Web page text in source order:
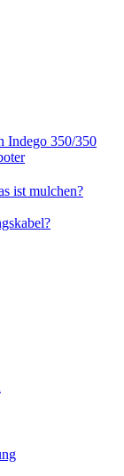
Indego 350/350
ist mulchen?